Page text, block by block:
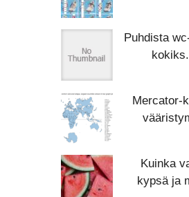
Puhdista
Mercator-
Kuinka
kypsä ja